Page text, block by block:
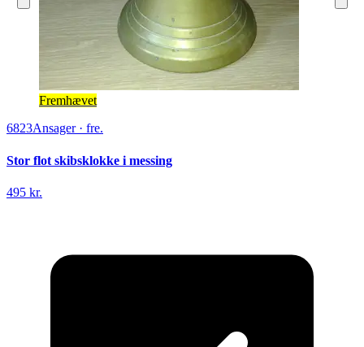
Fremhævet
6823Ansager· fre.
Stor flot skibsklokke i messing
495 kr.